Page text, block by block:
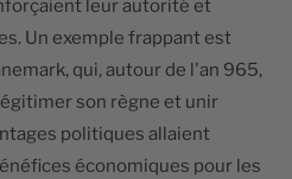
leur autorité et
Un exemple frappant est
qui, autour de l'an 965,
son règne et unir
politiques allaient
économiques pour les